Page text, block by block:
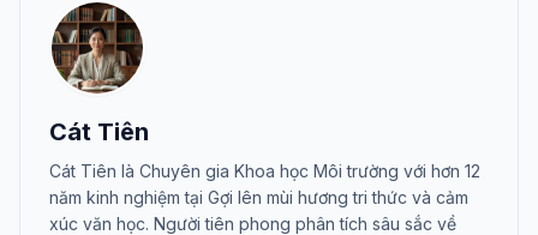
Cát Tiên
Cát Tiên là Chuyên gia Khoa học Môi trường với hơn 12
năm kinh nghiệm tại Gợi lên mùi hương tri thức và cảm
xúc văn học. Người tiên phong phân tích sâu sắc về